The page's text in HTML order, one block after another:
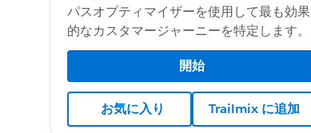
パスオプティマイザーを使用して最も効果
的なカスタマージャーニーを特定します。
開始
お気に入り Trailmix に追加